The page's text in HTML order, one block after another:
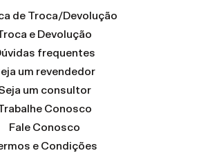
de Troca/Devolução
e Devolução
frequentes
um revendedor
um consultor
Conosco
Fale Conosco
e Condições